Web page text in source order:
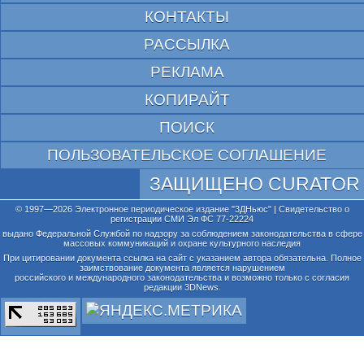
КОНТАКТЫ
РАССЫЛКА
РЕКЛАМА
КОПИРАЙТ
ПОИСК
ПОЛЬЗОВАТЕЛЬСКОЕ СОГЛАШЕНИЕ
ЗАЩИЩЕНО CURATOR
© 1997—2026 Электронное периодическое издание "3ДНьюс" | Свидетельство о
регистрации СМИ Эл ФС 77-22224
выдано Федеральной Службой по надзору за соблюдением законодательства в сфере
массовых коммуникаций и охране культурного наследия
При цитировании документа ссылка на сайт с указанием автора обязательна. Полное
заимствование документа является нарушением
российского и международного законодательства и возможно только с согласия
редакции 3DNews.